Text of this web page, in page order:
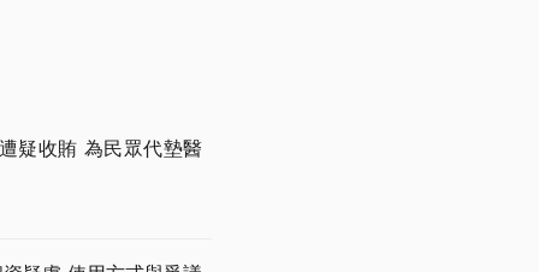
疑收賄 為民眾代墊醫